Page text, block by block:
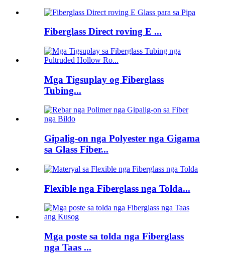
Fiberglass Direct roving E ...
Mga Tigsuplay og Fiberglass
Tubing...
Gipalig-on nga Polyester nga Gigama
sa Glass Fiber...
Flexible nga Fiberglass nga Tolda...
Mga poste sa tolda nga Fiberglass
nga Taas ...